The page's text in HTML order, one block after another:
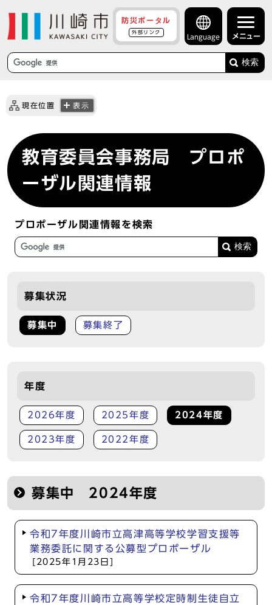
防災ポータル
外部リンク
Language メニュー
検索
現在位置 表示
教育委員会事務局 プロポ
ーザル関連情報
プロポーザル関連情報を検索
募集状況
募集中 募集終了
年度
2026年度 2025年度 2024年度
2023年度 2022年度
募集中 2024年度
令和7年度川崎市立高津高等学校学習支援等
業務委託に関する公募型プロポーザル
[2025年1月23日]
令和7年度川崎市立高等学校定時制生徒自立